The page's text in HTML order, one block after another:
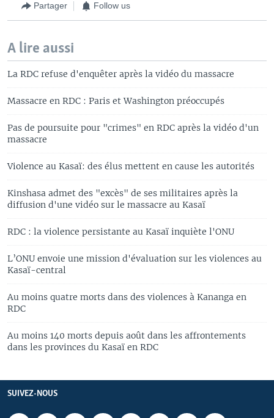
Partager Follow us
A lire aussi
La RDC refuse d'enquêter après la vidéo du massacre
Massacre en RDC : Paris et Washington préoccupés
Pas de poursuite pour "crimes" en RDC après la vidéo d'un
massacre
Violence au Kasaï: des élus mettent en cause les autorités
Kinshasa admet des "excès" de ses militaires après la
diffusion d'une vidéo sur le massacre au Kasaï
RDC : la violence persistante au Kasaï inquiète l'ONU
L’ONU envoie une mission d'évaluation sur les violences au
Kasaï-central
Au moins quatre morts dans des violences à Kananga en
RDC
Au moins 140 morts depuis août dans les affrontements
dans les provinces du Kasaï en RDC
SUIVEZ-NOUS